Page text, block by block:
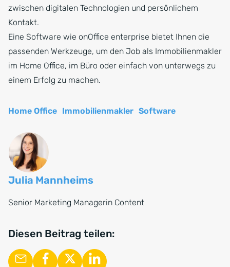
zwischen digitalen Technologien und persönlichem
Kontakt.
Eine Software wie onOffice enterprise bietet Ihnen die
passenden Werkzeuge, um den Job als Immobilienmakler
im Home Office, im Büro oder einfach von unterwegs zu
einem Erfolg zu machen.
Home Office Immobilienmakler Software
Julia Mannheims
Senior Marketing Managerin Content
Diesen Beitrag teilen: